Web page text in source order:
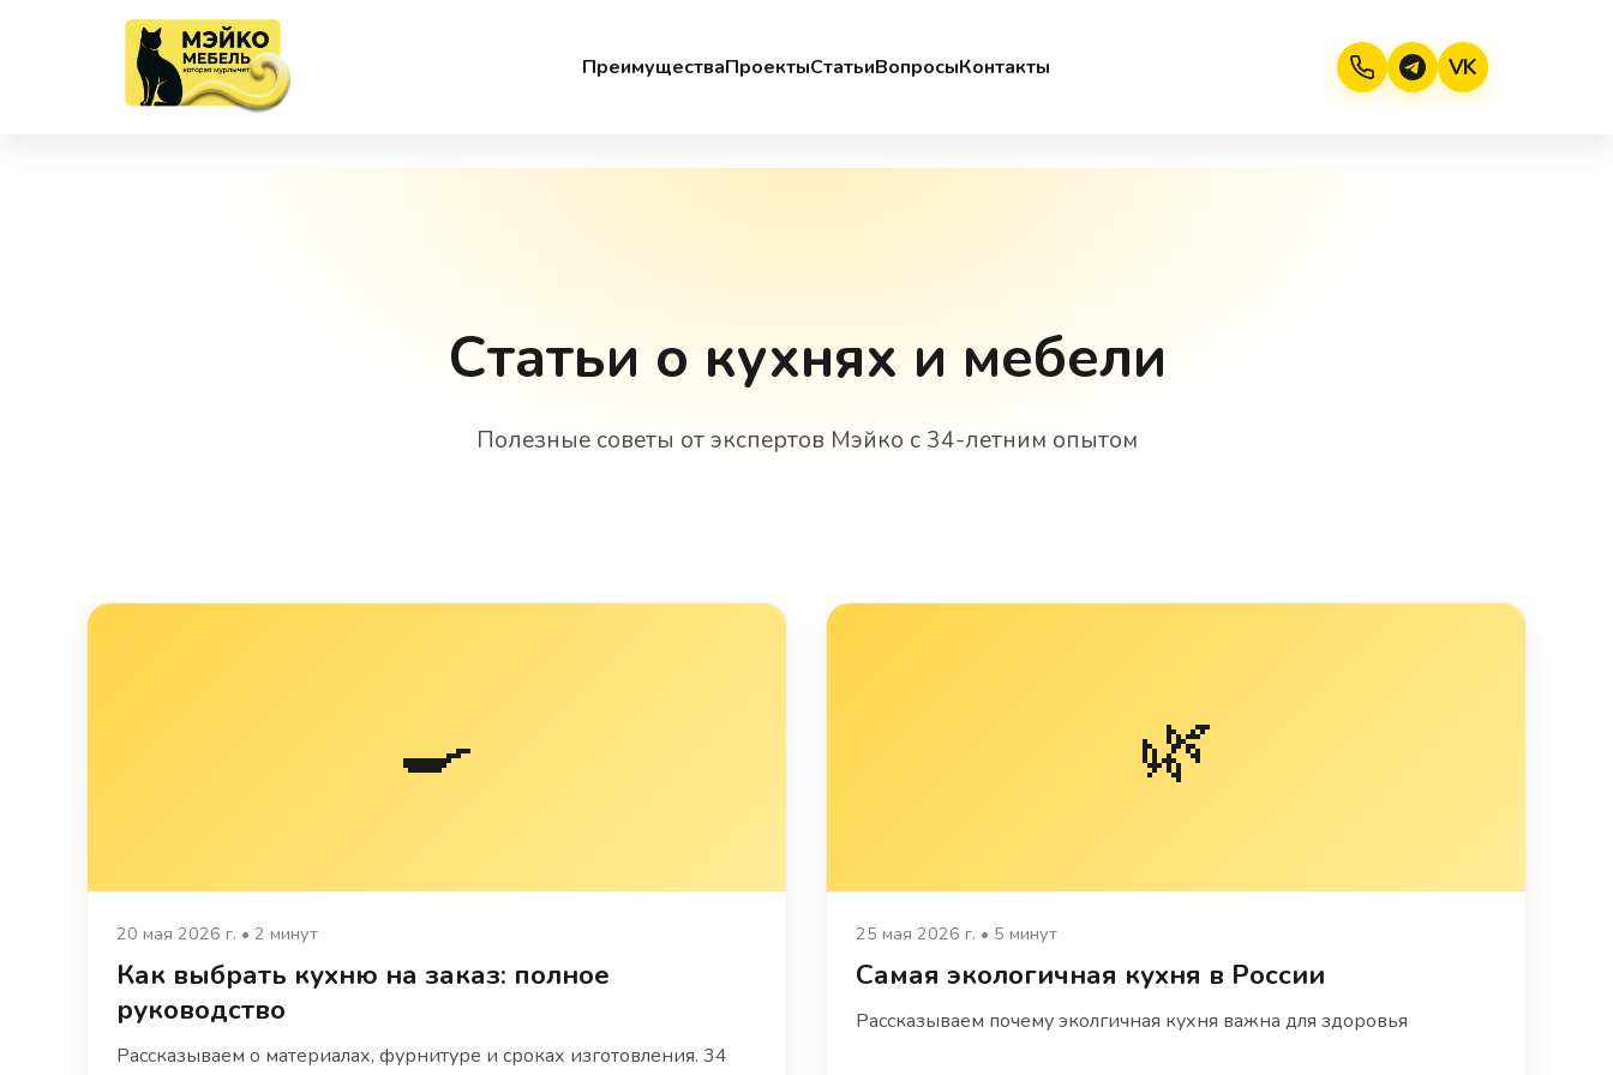
ПреимуществаПроектыСтатьиВопросыКонтакты VK
Статьи о кухнях и мебели
Полезные советы от экспертов Мэйко с 34-летним опытом
🍳
20 мая 2026 г. • 2 минут
Как выбрать кухню на заказ: полное
руководство
Рассказываем о материалах, фурнитуре и сроках изготовления. 34
🌿
25 мая 2026 г. • 5 минут
Самая экологичная кухня в России
Рассказываем почему эколгичная кухня важна для здоровья